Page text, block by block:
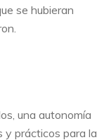
se hubieran
una autonomía
y prácticos para la